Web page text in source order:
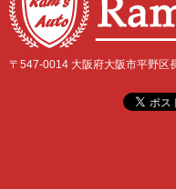
〒547-0014 大阪府大阪市平野区